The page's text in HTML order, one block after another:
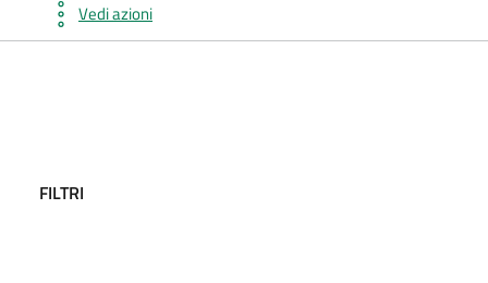
Vedi azioni
FILTRI